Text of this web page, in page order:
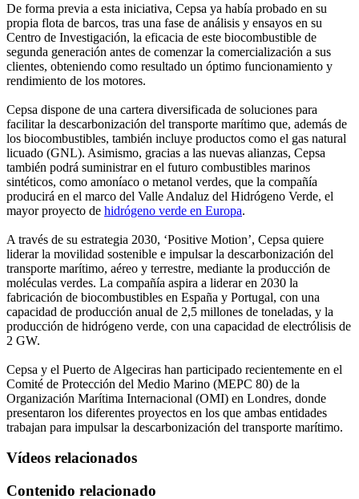
De forma previa a esta iniciativa, Cepsa ya había probado en su
propia flota de barcos, tras una fase de análisis y ensayos en su
Centro de Investigación, la eficacia de este biocombustible de
segunda generación antes de comenzar la comercialización a sus
clientes, obteniendo como resultado un óptimo funcionamiento y
rendimiento de los motores.
Cepsa dispone de una cartera diversificada de soluciones para
facilitar la descarbonización del transporte marítimo que, además de
los biocombustibles, también incluye productos como el gas natural
licuado (GNL). Asimismo, gracias a las nuevas alianzas, Cepsa
también podrá suministrar en el futuro combustibles marinos
sintéticos, como amoníaco o metanol verdes, que la compañía
producirá en el marco del Valle Andaluz del Hidrógeno Verde, el
mayor proyecto de hidrógeno verde en Europa.
A través de su estrategia 2030, ‘Positive Motion’, Cepsa quiere
liderar la movilidad sostenible e impulsar la descarbonización del
transporte marítimo, aéreo y terrestre, mediante la producción de
moléculas verdes. La compañía aspira a liderar en 2030 la
fabricación de biocombustibles en España y Portugal, con una
capacidad de producción anual de 2,5 millones de toneladas, y la
producción de hidrógeno verde, con una capacidad de electrólisis de
2 GW.
Cepsa y el Puerto de Algeciras han participado recientemente en el
Comité de Protección del Medio Marino (MEPC 80) de la
Organización Marítima Internacional (OMI) en Londres, donde
presentaron los diferentes proyectos en los que ambas entidades
trabajan para impulsar la descarbonización del transporte marítimo.
Vídeos relacionados
Contenido relacionado